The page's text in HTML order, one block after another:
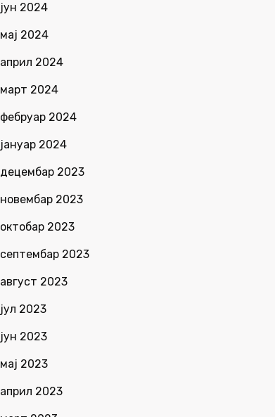
јун 2024
мај 2024
април 2024
март 2024
фебруар 2024
јануар 2024
децембар 2023
новембар 2023
октобар 2023
септембар 2023
август 2023
јул 2023
јун 2023
мај 2023
април 2023